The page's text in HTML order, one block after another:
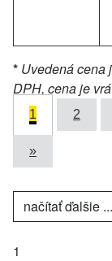
* Uvedená cena
DPH, cena je
1 2
»
načítať ďalšie ...
1